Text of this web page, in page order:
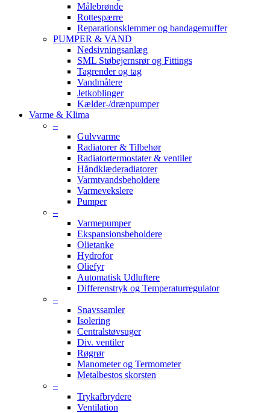
Målebrønde
Rottespærre
Reparationsklemmer og bandagemuffer
PUMPER & VAND
Nedsivningsanlæg
SML Støbejernsrør og Fittings
Tagrender og tag
Vandmålere
Jetkoblinger
Kælder-/drænpumper
Varme & Klima
–
Gulvvarme
Radiatorer & Tilbehør
Radiatortermostater & ventiler
Håndklæderadiatorer
Varmtvandsbeholdere
Varmevekslere
Pumper
–
Varmepumper
Ekspansionsbeholdere
Olietanke
Hydrofor
Oliefyr
Automatisk Udluftere
Differenstryk og Temperaturregulator
–
Snavssamler
Isolering
Centralstøvsuger
Div. ventiler
Røgrør
Manometer og Termometer
Metalbestos skorsten
–
Trykafbrydere
Ventilation